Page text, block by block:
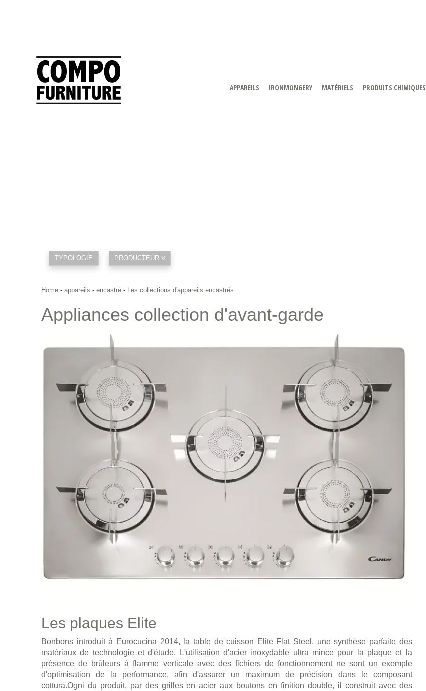
APPAREILS IRONMONGERY MATÉRIELS PRODUITS CHIMIQUES
TYPOLOGIE PRODUCTEUR
Home - appareils - encastré - Les collections d'appareils encastrés
Appliances collection d'avant-garde
Les plaques Elite
Bonbons introduit à Eurocucina 2014, la table de cuisson Elite Flat Steel, une synthèse parfaite des
matériaux de technologie et d'étude. L'utilisation d'acier inoxydable ultra mince pour la plaque et la
présence de brûleurs à flamme verticale avec des fichiers de fonctionnement ne sont un exemple
d'optimisation de la performance, afin d'assurer un maximum de précision dans le composant
cottura.Ogni du produit, par des grilles en acier aux boutons en finition double, il construit avec des